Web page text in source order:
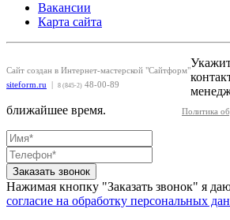
Вакансии
Карта сайта
Сайт создан в Интернет-мастерской "Сайтформ"
siteform.ru
8 (845-2) 48-00-89
Политика
ближайшее время.
Заказать звонок
Нажимая кнопку "Заказать звонок" я
согласие на обработку персональных